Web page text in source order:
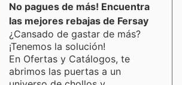
No pagues de más! Encuentra
las mejores rebajas de Fersay
¿Cansado de gastar de más?
¡Tenemos la solución!
En Ofertas y Catálogos, te
abrimos las puertas a un